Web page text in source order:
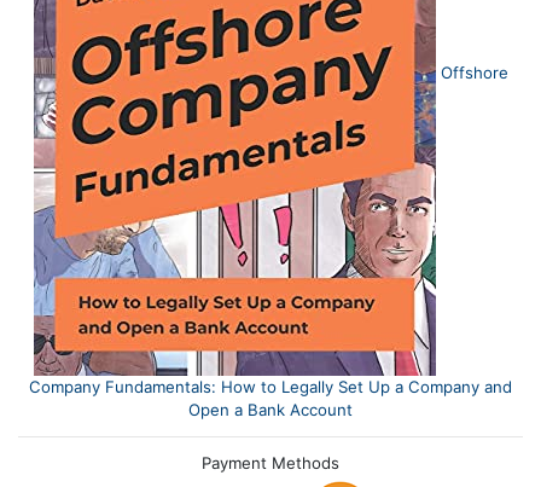
Offshore
Company Fundamentals: How to Legally Set Up a Company and
Open a Bank Account
Payment Methods